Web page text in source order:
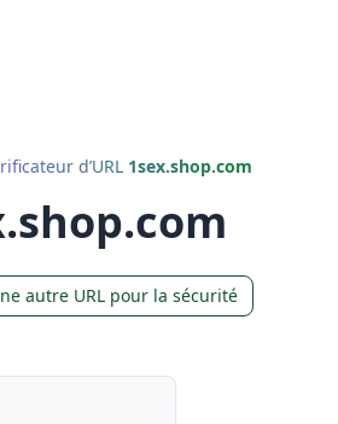
d’URL 1sex.shop.com
autre URL pour la sécurité